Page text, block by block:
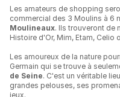
Les amateurs de shopping
commercial des 3 Moulins à 6
Moulineaux. Ils trouveront de
Histoire d'Or, Mim, Etam, Celio
Les amoureux de la nature
Germain qui se trouve à
de Seine. C'est un véritable
grandes pelouses, ses
jeux.